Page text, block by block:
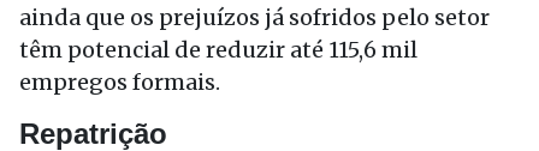
ainda que os prejuízos já sofridos pelo setor
têm potencial de reduzir até 115,6 mil
empregos formais.
Repatrição